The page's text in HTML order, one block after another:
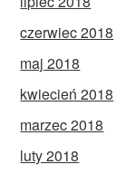
czerwiec 2018
maj 2018
kwiecień 2018
marzec 2018
luty 2018